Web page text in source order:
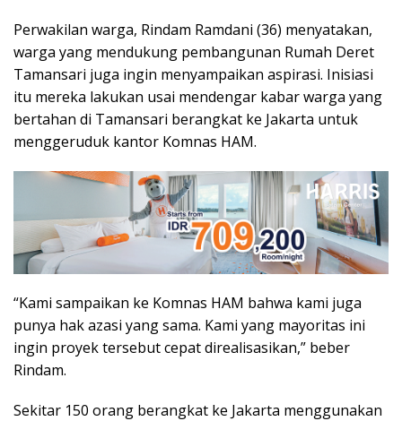
Perwakilan warga, Rindam Ramdani (36) menyatakan,
warga yang mendukung pembangunan Rumah Deret
Tamansari juga ingin menyampaikan aspirasi. Inisiasi
itu mereka lakukan usai mendengar kabar warga yang
bertahan di Tamansari berangkat ke Jakarta untuk
menggeruduk kantor Komnas HAM.
“Kami sampaikan ke Komnas HAM bahwa kami juga
punya hak azasi yang sama. Kami yang mayoritas ini
ingin proyek tersebut cepat direalisasikan,” beber
Rindam.
Sekitar 150 orang berangkat ke Jakarta menggunakan